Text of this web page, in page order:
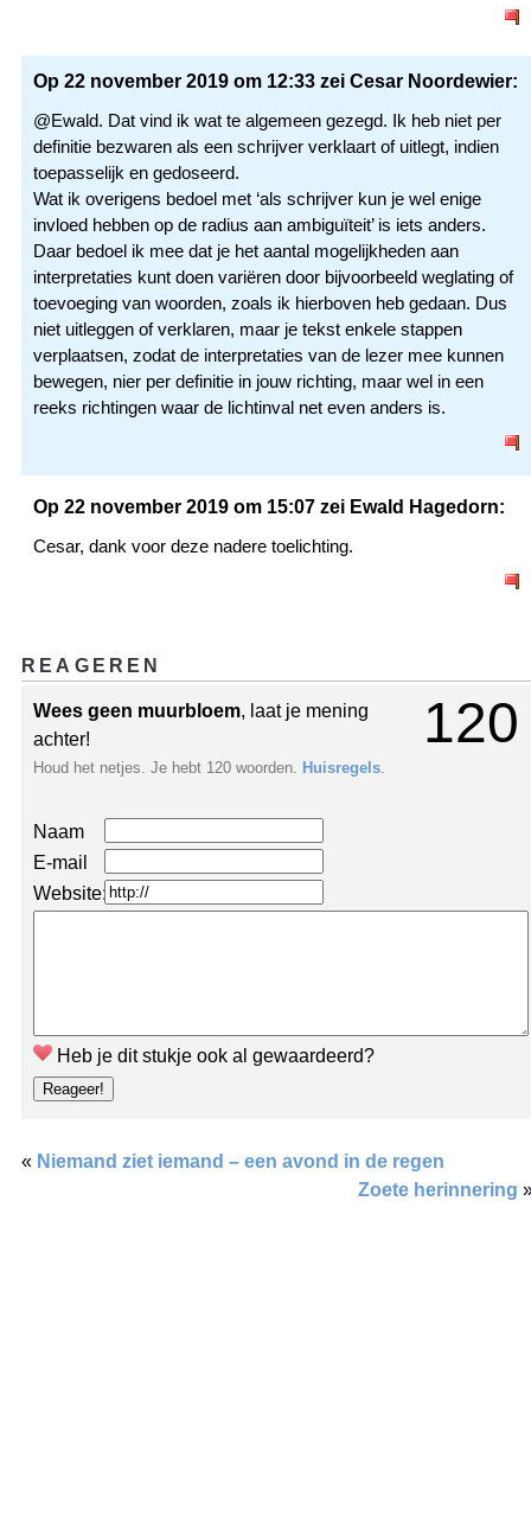
Op 22 november 2019 om 12:33 zei Cesar Noordewier:
@Ewald. Dat vind ik wat te algemeen gezegd. Ik heb niet per
definitie bezwaren als een schrijver verklaart of uitlegt, indien
toepasselijk en gedoseerd.
Wat ik overigens bedoel met ‘als schrijver kun je wel enige
invloed hebben op de radius aan ambiguïteit’ is iets anders.
Daar bedoel ik mee dat je het aantal mogelijkheden aan
interpretaties kunt doen variëren door bijvoorbeeld weglating of
toevoeging van woorden, zoals ik hierboven heb gedaan. Dus
niet uitleggen of verklaren, maar je tekst enkele stappen
verplaatsen, zodat de interpretaties van de lezer mee kunnen
bewegen, nier per definitie in jouw richting, maar wel in een
reeks richtingen waar de lichtinval net even anders is.
Op 22 november 2019 om 15:07 zei Ewald Hagedorn:
Cesar, dank voor deze nadere toelichting.
REAGEREN
120
Wees geen muurbloem, laat je mening
achter!
Houd het netjes. Je hebt 120 woorden. Huisregels.
Naam
E-mail
Website:
Heb je dit stukje ook al gewaardeerd?
« Niemand ziet iemand – een avond in de regen
Zoete herinnering